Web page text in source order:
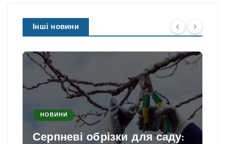
Інші новини
НОВИНИ
Серпневі обрізки для саду: